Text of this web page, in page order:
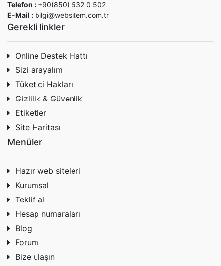
Telefon : +90(850) 532 0 502
E-Mail : bilgi@websitem.com.tr
Gerekli linkler
Online Destek Hattı
Sizi arayalım
Tüketici Hakları
Gizlilik & Güvenlik
Etiketler
Site Haritası
Menüler
Hazır web siteleri
Kurumsal
Teklif al
Hesap numaraları
Blog
Forum
Bize ulaşın